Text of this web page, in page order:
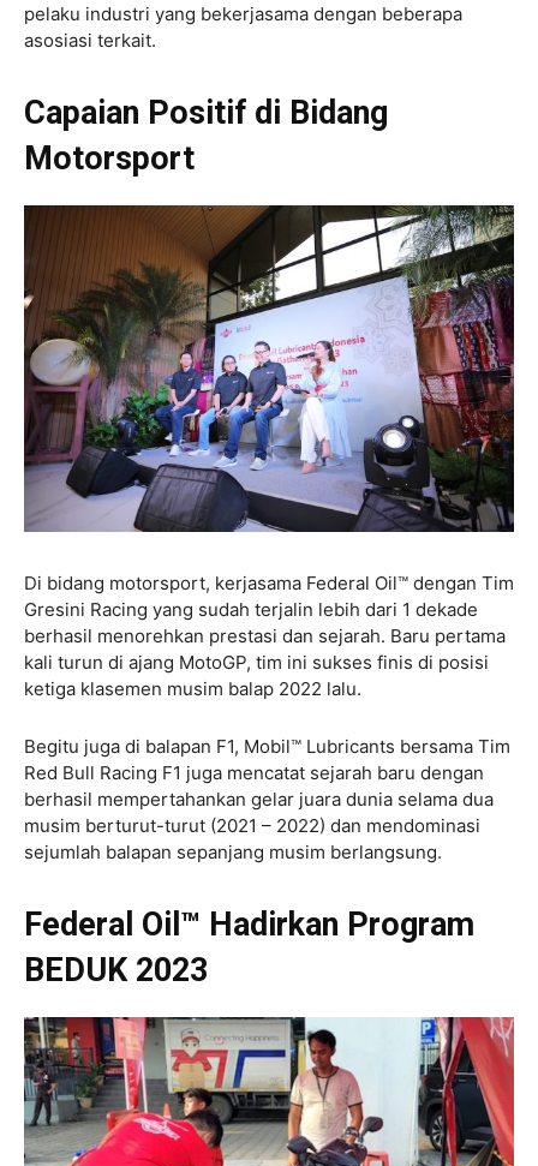
pelaku industri yang bekerjasama dengan beberapa
asosiasi terkait.
Capaian Positif di Bidang
Motorsport
Di bidang motorsport, kerjasama Federal Oil™ dengan Tim
Gresini Racing yang sudah terjalin lebih dari 1 dekade
berhasil menorehkan prestasi dan sejarah. Baru pertama
kali turun di ajang MotoGP, tim ini sukses finis di posisi
ketiga klasemen musim balap 2022 lalu.
Begitu juga di balapan F1, Mobil™ Lubricants bersama Tim
Red Bull Racing F1 juga mencatat sejarah baru dengan
berhasil mempertahankan gelar juara dunia selama dua
musim berturut-turut (2021 – 2022) dan mendominasi
sejumlah balapan sepanjang musim berlangsung.
Federal Oil™ Hadirkan Program
BEDUK 2023